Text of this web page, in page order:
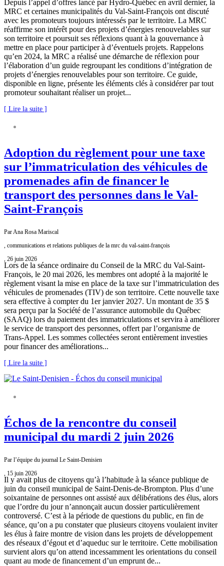
Depuis l’appel d’offres lancé par Hydro-Québec en avril dernier, la
MRC et certaines municipalités du Val-Saint-François ont discuté
avec les promoteurs toujours intéressés par le territoire. La MRC
réaffirme son intérêt pour des projets d’énergies renouvelables sur
son territoire et poursuit ses réflexions quant à la gouvernance à
mettre en place pour participer à d’éventuels projets. Rappelons
qu’en 2024, la MRC a réalisé une démarche de réflexion pour
l’élaboration d’un guide regroupant les conditions d’intégration de
projets d’énergies renouvelables pour son territoire. Ce guide,
disponible en ligne, présente les éléments clés à considérer par tout
promoteur souhaitant réaliser un projet...
[ Lire la suite ]
Adoption du règlement pour une taxe
sur l’immatriculation des véhicules de
promenades afin de financer le
transport des personnes dans le Val-
Saint-François
Par Ana Rosa Mariscal
, communications et relations publiques de la mrc du val-saint-françois
, 26 juin 2026
Lors de la séance ordinaire du Conseil de la MRC du Val-Saint-
François, le 20 mai 2026, les membres ont adopté à la majorité le
règlement visant la mise en place de la taxe sur l’immatriculation des
véhicules de promenades (TIV) de son territoire. Cette nouvelle taxe
sera effective à compter du 1er janvier 2027. Un montant de 35 $
sera perçu par la Société de l’assurance automobile du Québec
(SAAQ) lors du paiement des immatriculations et servira à améliorer
le service de transport des personnes, offert par l’organisme de
Trans-Appel. Les sommes collectées seront entièrement investies
pour financer des améliorations...
[ Lire la suite ]
Échos de la rencontre du conseil
municipal du mardi 2 juin 2026
Par l’équipe du journal Le Saint-Denisien
, 15 juin 2026
Il y avait plus de citoyens qu’à l’habitude à la séance publique de
juin du conseil municipal de Saint-Denis-de-Brompton. Plus d’une
soixantaine de personnes ont assisté aux délibérations des élus, alors
que l’ordre du jour n’annonçait aucun dossier particulièrement
controversé. C’est à la période de questions du public, en fin de
séance, qu’on a pu constater que plusieurs citoyens voulaient inviter
les élus à faire montre de vision dans les projets de développement
des réseaux d’égout et d’aqueduc sur le territoire. Cette mobilisation
survient alors qu’on attend incessamment les orientations du conseil
quant au mode de financement d’un emprunt de...